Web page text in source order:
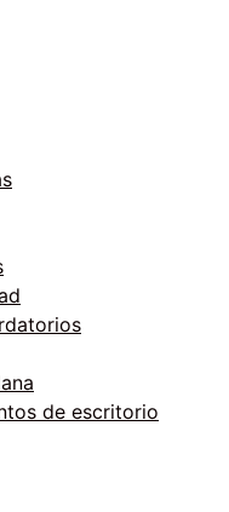
de escritorio